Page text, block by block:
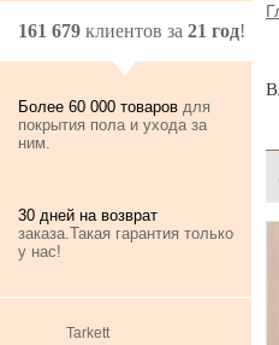
161 679 клиентов за 21 год!
Более 60 000 товаров для
покрытия пола и ухода за
ним.
30 дней на возврат
заказа.Такая гарантия только
у нас!
Tarkett